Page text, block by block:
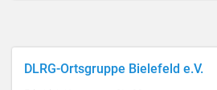
DLRG-Ortsgruppe Bielefeld e.V.